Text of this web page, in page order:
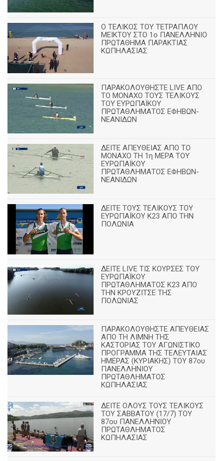
Ο ΤΕΛΙΚΟΣ ΤΟΥ ΤΕΤΡΑΠΛΟΥ
ΜΕΙΚΤΟΥ ΣΤΟ 1ο ΠΑΝΕΛΛΗΝΙΟ
ΠΡΩΤΑΘΗΜΑ ΠΑΡΑΚΤΙΑΣ
ΚΩΠΗΛΑΣΙΑΣ
ΠΑΡΑΚΟΛΟΥΘΗΣΤΕ LIVE ΑΠΟ
ΤΟ ΜΟΝΑΧΟ ΤΟΥΣ ΤΕΛΙΚΟΥΣ
ΤΟΥ ΕΥΡΩΠΑΪΚΟΥ
ΠΡΩΤΑΘΛΗΜΑΤΟΣ ΕΦΗΒΩΝ-
ΝΕΑΝΙΔΩΝ
ΔΕΙΤΕ ΑΠΕΥΘΕΙΑΣ ΑΠΟ ΤΟ
ΜΟΝΑΧΟ ΤΗ 1η ΜΕΡΑ ΤΟΥ
ΕΥΡΩΠΑΪΚΟΥ
ΠΡΩΤΑΘΛΗΜΑΤΟΣ ΕΦΗΒΩΝ-
ΝΕΑΝΙΔΩΝ
ΔΕΙΤΕ ΤΟΥΣ ΤΕΛΙΚΟΥΣ ΤΟΥ
ΕΥΡΩΠΑΪΚΟΥ Κ23 ΑΠΟ ΤΗΝ
ΠΟΛΩΝΙΑ
ΔΕΙΤΕ LIVE ΤΙΣ ΚΟΥΡΣΕΣ ΤΟΥ
ΕΥΡΩΠΑΪΚΟΥ
ΠΡΩΤΑΘΛΗΜΑΤΟΣ Κ23 ΑΠΟ
ΤΗΝ ΚΡΟΥΖΙΤΣΕ ΤΗΣ
ΠΟΛΩΝΙΑΣ
ΠΑΡΑΚΟΛΟΥΘΗΣΤΕ ΑΠΕΥΘΕΙΑΣ
ΑΠΟ ΤΗ ΛΙΜΝΗ ΤΗΣ
ΚΑΣΤΟΡΙΑΣ ΤΟΥ ΑΓΩΝΙΣΤΙΚΟ
ΠΡΟΓΡΑΜΜΑ ΤΗΣ ΤΕΛΕΥΤΑΙΑΣ
ΗΜΕΡΑΣ (ΚΥΡΙΑΚΗΣ) ΤΟΥ 87ου
ΠΑΝΕΛΛΗΝΙΟΥ
ΠΡΩΤΑΘΛΗΜΑΤΟΣ
ΚΩΠΗΛΑΣΙΑΣ
ΔΕΙΤΕ ΟΛΟΥΣ ΤΟΥΣ ΤΕΛΙΚΟΥΣ
ΤΟΥ ΣΑΒΒΑΤΟΥ (17/7) ΤΟΥ
87ου ΠΑΝΕΛΛΗΝΙΟΥ
ΠΡΩΤΑΘΛΗΜΑΤΟΣ
ΚΩΠΗΛΑΣΙΑΣ